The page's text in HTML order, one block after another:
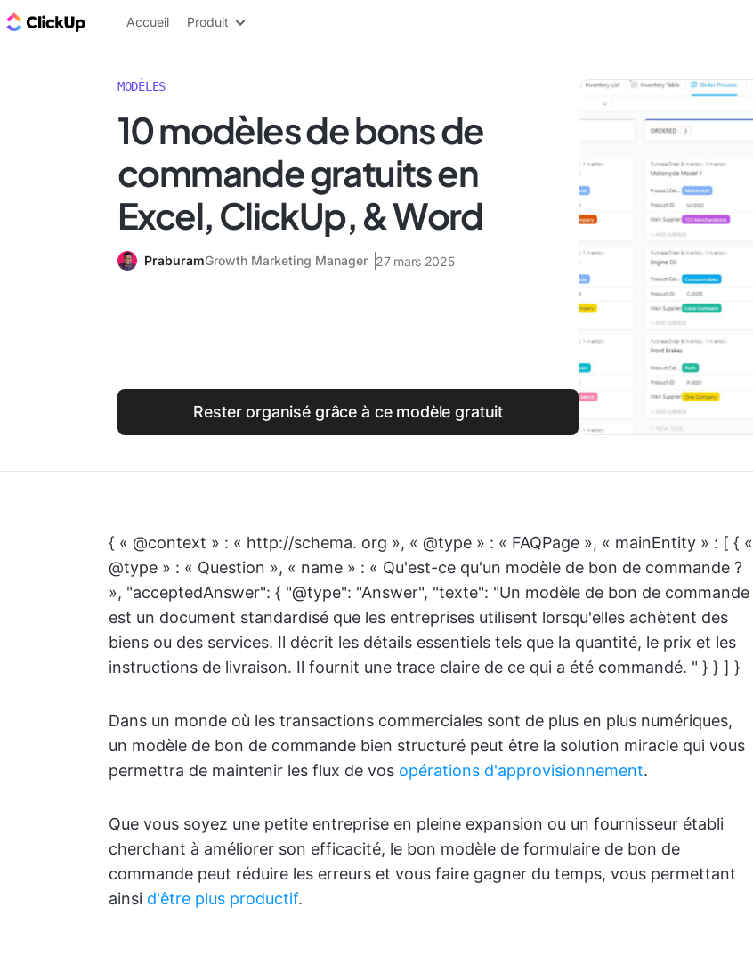
ClickUp Blog
Accueil Produit
MODÈLES
10 modèles de bons de
commande gratuits en
Excel, ClickUp, & Word
PraburamGrowth Marketing Manager 27 mars 2025
Rester organisé grâce à ce modèle gratuit
{ « @context » : « http://schema. org », « @type » : « FAQPage », « mainEntity » : [ { «
@type » : « Question », « name » : « Qu'est-ce qu'un modèle de bon de commande ?
», "acceptedAnswer": { "@type": "Answer", "texte": "Un modèle de bon de commande
est un document standardisé que les entreprises utilisent lorsqu'elles achètent des
biens ou des services. Il décrit les détails essentiels tels que la quantité, le prix et les
instructions de livraison. Il fournit une trace claire de ce qui a été commandé. " } } ] }
Dans un monde où les transactions commerciales sont de plus en plus numériques,
un modèle de bon de commande bien structuré peut être la solution miracle qui vous
permettra de maintenir les flux de vos opérations d'approvisionnement.
Que vous soyez une petite entreprise en pleine expansion ou un fournisseur établi
cherchant à améliorer son efficacité, le bon modèle de formulaire de bon de
commande peut réduire les erreurs et vous faire gagner du temps, vous permettant
ainsi d'être plus productif.